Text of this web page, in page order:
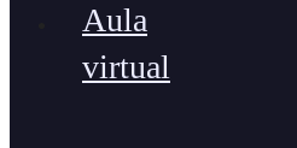
Aula
virtual